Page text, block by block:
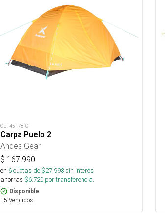
OUT45178-C
Carpa Puelo 2
Andes Gear
$ 167.990
en 6cuotas de $27.998sin interés
ahorras $6.720 por transferencia.
Disponible
+5 Vendidos